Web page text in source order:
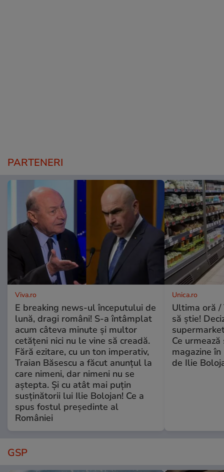
PARTENERI
Viva.ro
E breaking news-ul începutului de
lună, dragi români! S-a întâmplat
acum câteva minute și multor
cetățeni nici nu le vine să creadă.
Fără ezitare, cu un ton imperativ,
Traian Băsescu a făcut anunțul la
care nimeni, dar nimeni nu se
aștepta. Și cu atât mai puțin
susținătorii lui Ilie Bolojan! Ce a
spus fostul președinte al
României
Unica.ro
Ultima oră /
să știe!
Ce
magazine
de Ilie
GSP